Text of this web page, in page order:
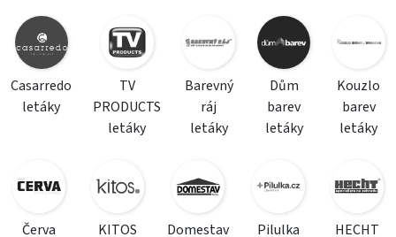
Casarredo
letáky
TV
PRODUCTS
letáky
Barevný
ráj
letáky
Dům
barev
letáky
Kouzlo
barev
letáky
Červa
KITOS
Domestav
Pilulka
HECHT